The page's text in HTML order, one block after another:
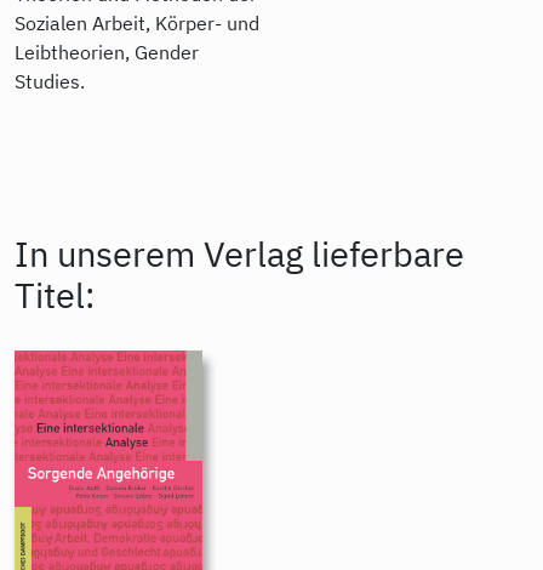
Sozialen Arbeit, Körper- und
Leibtheorien, Gender
Studies.
In unserem Verlag lieferbare
Titel: